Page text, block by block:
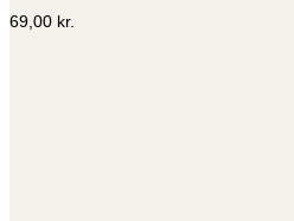
69,00 kr.